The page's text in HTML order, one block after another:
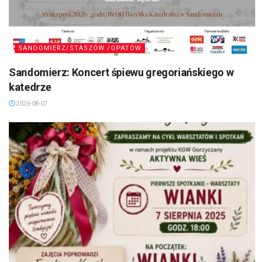
SANDOMIERZ/STASZÓW /OPATÓW
Sandomierz: Koncert śpiewu gregoriańskiego w
katedrze
2026-08-07